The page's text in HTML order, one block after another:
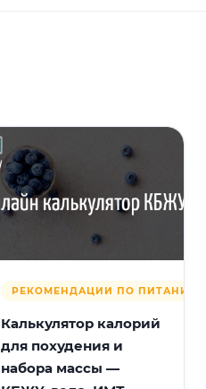
РЕКОМЕНДАЦИИ ПО ПИТАНИЮ
Калькулятор калорий
для похудения и
набора массы —